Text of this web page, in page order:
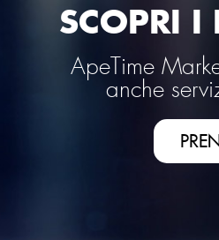
SCOPRI I
ApeTime
anche